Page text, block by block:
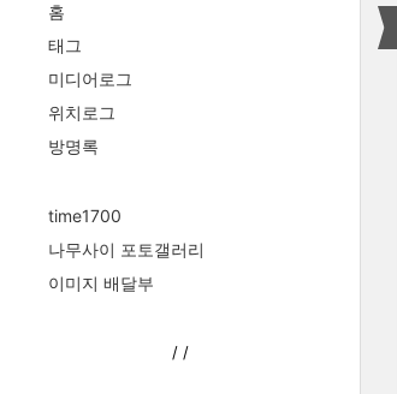
홈
태그
미디어로그
위치로그
방명록
time1700
나무사이 포토갤러리
이미지 배달부
/ /